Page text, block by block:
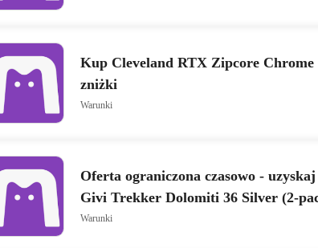
Kup Cleveland RTX Zipcore Chrome
zniżki
Warunki
Oferta ograniczona czasowo -
Givi Trekker Dolomiti 36 Silver (2-
Warunki